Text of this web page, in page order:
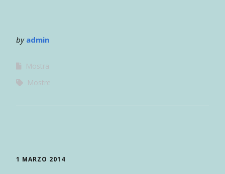
by admin
Mostra
Mostre
1 MARZO 2014